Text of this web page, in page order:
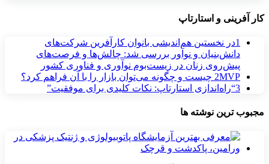
کار آفرینی و استارتاپ
1در نخستین هم‌اندیشی بانوان کارآفرین شرکت‌های
دانش‌بنیان و نوآور بررسی شد: چالش‌ها و فرصت‌های
پیش‌روی زنان در زیست‌بوم نوآوری و فناوری کشور
2MVP چیست و چگونه می‌توان بازار را با آن فراهم کرد؟
3“راه‌اندازی استارتاپ: نکات کلیدی برای موفقیت”
مجبوب ترین نوشته ها